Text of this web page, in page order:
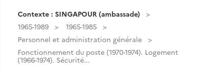
Contexte : SINGAPOUR (ambassade)
1965-1989
1965-1985
Personnel et administration générale
Fonctionnement du poste (1970-1974). Logement
(1966-1974). Sécurité...